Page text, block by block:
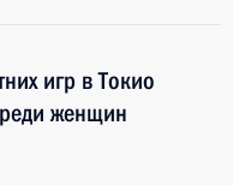
игр в Токио
женщин